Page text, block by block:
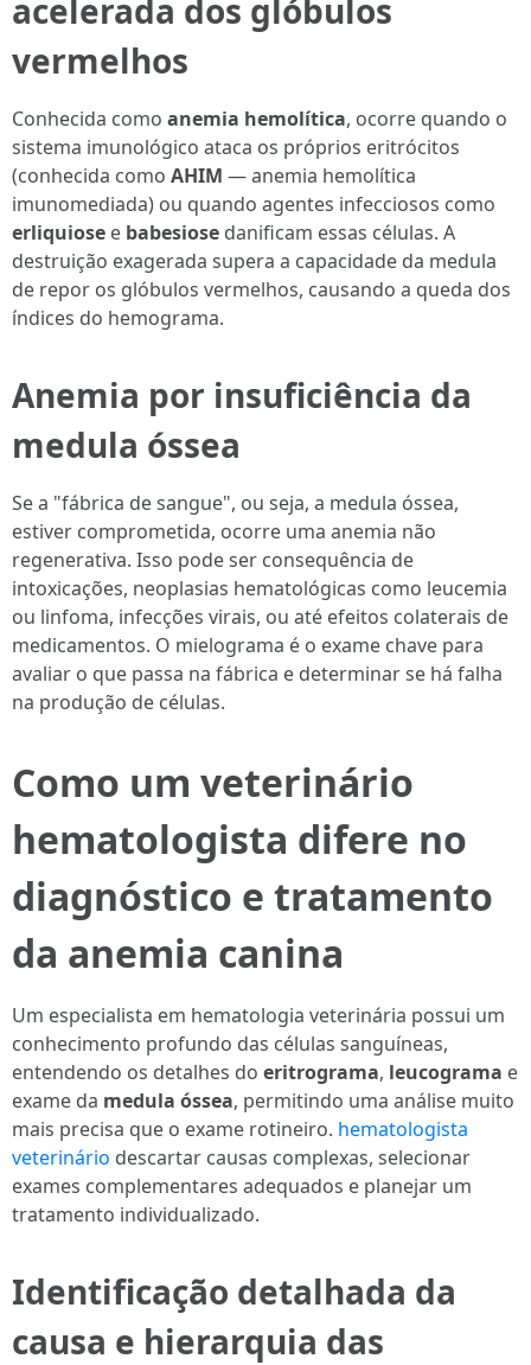
acelerada dos glóbulos
vermelhos
Conhecida como anemia hemolítica, ocorre quando o
sistema imunológico ataca os próprios eritrócitos
(conhecida como AHIM — anemia hemolítica
imunomediada) ou quando agentes infecciosos como
erliquiose e babesiose danificam essas células. A
destruição exagerada supera a capacidade da medula
de repor os glóbulos vermelhos, causando a queda dos
índices do hemograma.
Anemia por insuficiência da
medula óssea
Se a "fábrica de sangue", ou seja, a medula óssea,
estiver comprometida, ocorre uma anemia não
regenerativa. Isso pode ser consequência de
intoxicações, neoplasias hematológicas como leucemia
ou linfoma, infecções virais, ou até efeitos colaterais de
medicamentos. O mielograma é o exame chave para
avaliar o que passa na fábrica e determinar se há falha
na produção de células.
Como um veterinário
hematologista difere no
diagnóstico e tratamento
da anemia canina
Um especialista em hematologia veterinária possui um
conhecimento profundo das células sanguíneas,
entendendo os detalhes do eritrograma, leucograma e
exame da medula óssea, permitindo uma análise muito
mais precisa que o exame rotineiro. hematologista
veterinário descartar causas complexas, selecionar
exames complementares adequados e planejar um
tratamento individualizado.
Identificação detalhada da
causa e hierarquia das